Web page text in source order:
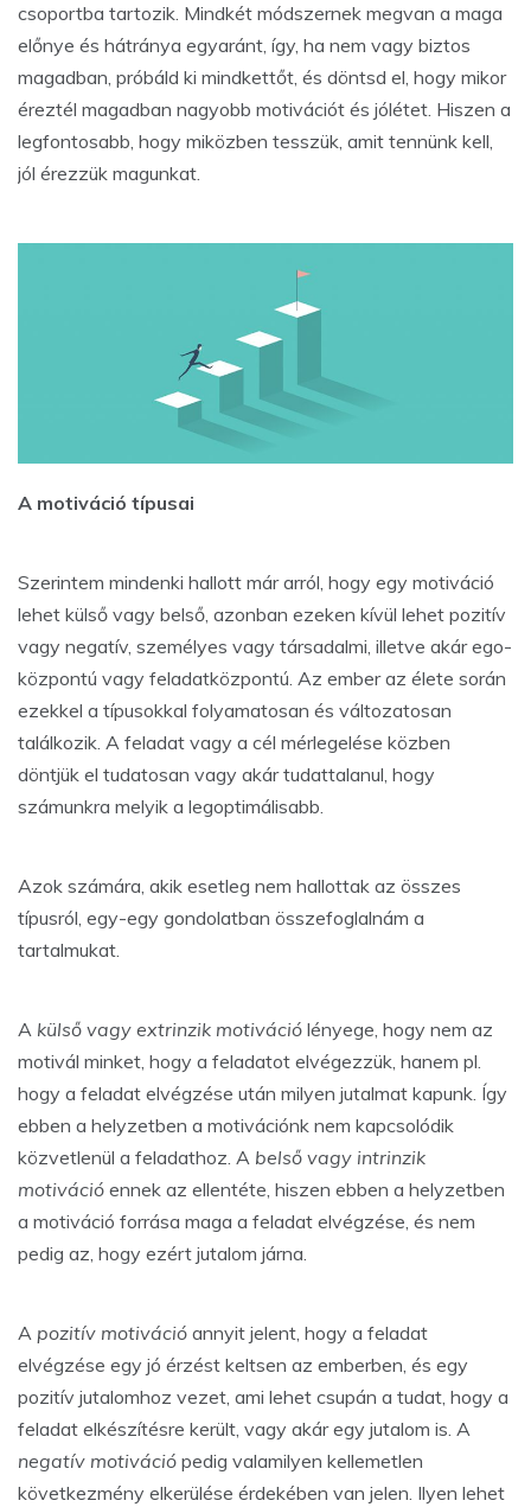
csoportba tartozik. Mindkét módszernek megvan a maga
előnye és hátránya egyaránt, így, ha nem vagy biztos
magadban, próbáld ki mindkettőt, és döntsd el, hogy mikor
éreztél magadban nagyobb motivációt és jólétet. Hiszen a
legfontosabb, hogy miközben tesszük, amit tennünk kell,
jól érezzük magunkat.
A motiváció típusai
Szerintem mindenki hallott már arról, hogy egy motiváció
lehet külső vagy belső, azonban ezeken kívül lehet pozitív
vagy negatív, személyes vagy társadalmi, illetve akár ego-
központú vagy feladatközpontú. Az ember az élete során
ezekkel a típusokkal folyamatosan és változatosan
találkozik. A feladat vagy a cél mérlegelése közben
döntjük el tudatosan vagy akár tudattalanul, hogy
számunkra melyik a legoptimálisabb.
Azok számára, akik esetleg nem hallottak az összes
típusról, egy-egy gondolatban összefoglalnám a
tartalmukat.
A külső vagy extrinzik motiváció lényege, hogy nem az
motivál minket, hogy a feladatot elvégezzük, hanem pl.
hogy a feladat elvégzése után milyen jutalmat kapunk. Így
ebben a helyzetben a motivációnk nem kapcsolódik
közvetlenül a feladathoz. A belső vagy intrinzik
motiváció ennek az ellentéte, hiszen ebben a helyzetben
a motiváció forrása maga a feladat elvégzése, és nem
pedig az, hogy ezért jutalom járna.
A pozitív motiváció annyit jelent, hogy a feladat
elvégzése egy jó érzést keltsen az emberben, és egy
pozitív jutalomhoz vezet, ami lehet csupán a tudat, hogy a
feladat elkészítésre került, vagy akár egy jutalom is. A
negatív motiváció pedig valamilyen kellemetlen
következmény elkerülése érdekében van jelen. Ilyen lehet